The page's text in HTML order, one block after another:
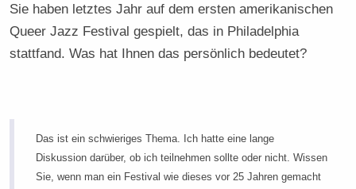
Sie haben letztes Jahr auf dem ersten amerikanischen
Queer Jazz Festival gespielt, das in Philadelphia
stattfand. Was hat Ihnen das persönlich bedeutet?
Das ist ein schwieriges Thema. Ich hatte eine lange
Diskussion darüber, ob ich teilnehmen sollte oder nicht. Wissen
Sie, wenn man ein Festival wie dieses vor 25 Jahren gemacht